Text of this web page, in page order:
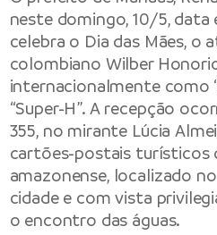
neste domingo, 10/5, data
celebra o Dia das Mães, o
colombiano Wilber
internacionalmente como
“Super-H”. A recepção
355, no mirante Lúcia
cartões-postais turísticos
amazonense, localizado
cidade e com vista
o encontro das águas.